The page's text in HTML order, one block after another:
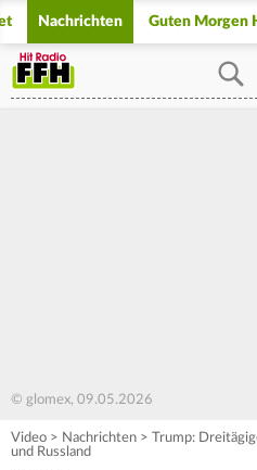
Nachrichten Guten Morgen
© glomex, 09.05.2026
Video > Nachrichten > Trump:
und Russland